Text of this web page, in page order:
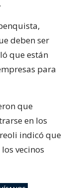
deben ser
que están
para
que
en los
indicó que
vecinos